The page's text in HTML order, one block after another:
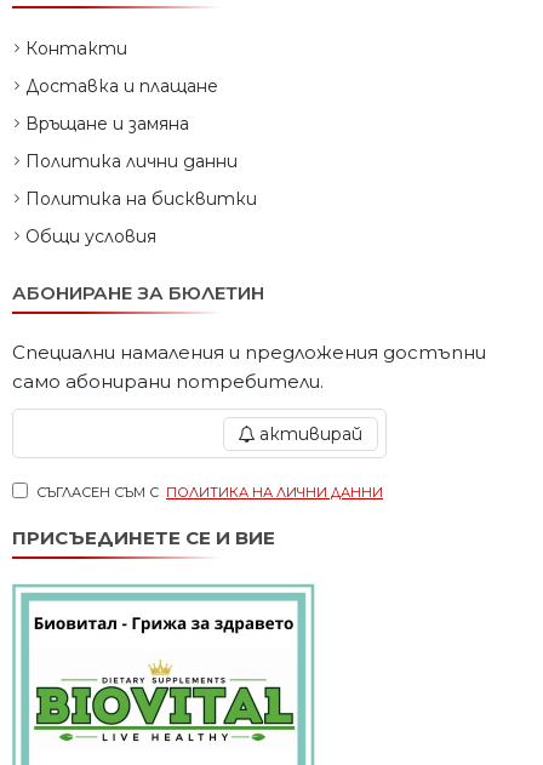
Контакти
Доставка и плащане
Връщане и замяна
Политика лични данни
Политика на бисквитки
Общи условия
АБОНИРАНЕ ЗА БЮЛЕТИН
Специални намаления и предложения достъпни
само абонирани потребители.
активирай
СЪГЛАСЕН СЪМ С ПОЛИТИКА НА ЛИЧНИ ДАННИ
ПРИСЪЕДИНЕТЕ СЕ И ВИЕ